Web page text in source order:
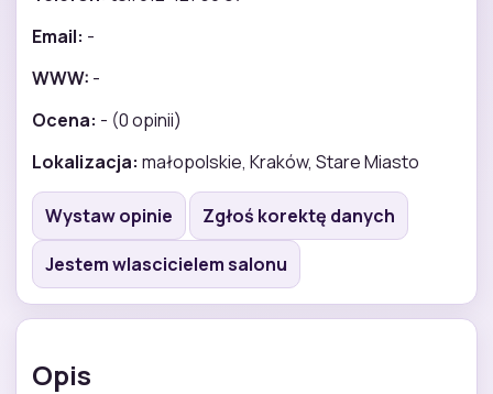
Email: -
WWW: -
Ocena: - (0 opinii)
Lokalizacja: małopolskie, Kraków, Stare Miasto
Wystaw opinie
Zgłoś korektę danych
Jestem wlascicielem salonu
Opis